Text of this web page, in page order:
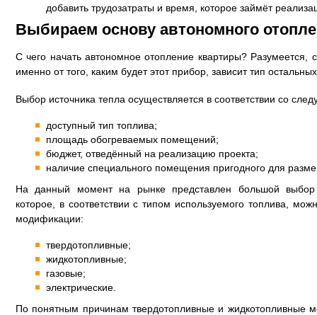
добавить трудозатраты и время, которое займёт
Выбираем основу автономного
С чего начать автономное отопление квартиры? Разумеется,
именно от того, каким будет этот прибор, зависит тип
Выбор источника тепла осуществляется в соответствии со
доступный тип топлива;
площадь обогреваемых помещений;
бюджет, отведённый на реализацию проекта;
наличие специального помещения пригодного для
На данный момент на рынке представлен большой выбор
которое, в соответствии с типом используемого топлива,
модификации:
твердотопливные;
жидкотопливные;
газовые;
электрические.
По понятным причинам твердотопливные и жидкотопливные